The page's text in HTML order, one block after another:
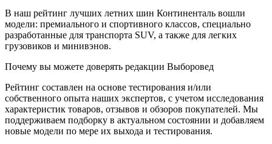
В наш рейтинг лучших летних шин Континенталь вошли
модели: премиального и спортивного классов, специально
разработанные для транспорта SUV, а также для легких
грузовиков и минивэнов.
Почему вы можете доверять редакции Выборовед
Рейтинг составлен на основе тестирования и/или
собственного опыта наших экспертов, с учетом исследования
характеристик товаров, отзывов и обзоров покупателей. Мы
поддерживаем подборку в актуальном состоянии и добавляем
новые модели по мере их выхода и тестирования.